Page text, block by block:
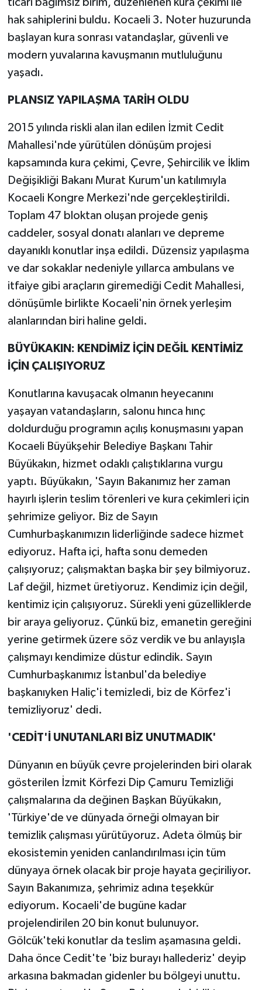
ticari bağımsız birim, düzenlenen kura çekimi ile
hak sahiplerini buldu. Kocaeli 3. Noter huzurunda
başlayan kura sonrası vatandaşlar, güvenli ve
modern yuvalarına kavuşmanın mutluluğunu
yaşadı.
PLANSIZ YAPILAŞMA TARİH OLDU
2015 yılında riskli alan ilan edilen İzmit Cedit
Mahallesi'nde yürütülen dönüşüm projesi
kapsamında kura çekimi, Çevre, Şehircilik ve İklim
Değişikliği Bakanı Murat Kurum'un katılımıyla
Kocaeli Kongre Merkezi'nde gerçekleştirildi.
Toplam 47 bloktan oluşan projede geniş
caddeler, sosyal donatı alanları ve depreme
dayanıklı konutlar inşa edildi. Düzensiz yapılaşma
ve dar sokaklar nedeniyle yıllarca ambulans ve
itfaiye gibi araçların giremediği Cedit Mahallesi,
dönüşümle birlikte Kocaeli'nin örnek yerleşim
alanlarından biri haline geldi.
BÜYÜKAKIN: KENDİMİZ İÇİN DEĞİL KENTİMİZ
İÇİN ÇALIŞIYORUZ
Konutlarına kavuşacak olmanın heyecanını
yaşayan vatandaşların, salonu hınca hınç
doldurduğu programın açılış konuşmasını yapan
Kocaeli Büyükşehir Belediye Başkanı Tahir
Büyükakın, hizmet odaklı çalıştıklarına vurgu
yaptı. Büyükakın, 'Sayın Bakanımız her zaman
hayırlı işlerin teslim törenleri ve kura çekimleri için
şehrimize geliyor. Biz de Sayın
Cumhurbaşkanımızın liderliğinde sadece hizmet
ediyoruz. Hafta içi, hafta sonu demeden
çalışıyoruz; çalışmaktan başka bir şey bilmiyoruz.
Laf değil, hizmet üretiyoruz. Kendimiz için değil,
kentimiz için çalışıyoruz. Sürekli yeni güzelliklerde
bir araya geliyoruz. Çünkü biz, emanetin gereğini
yerine getirmek üzere söz verdik ve bu anlayışla
çalışmayı kendimize düstur edindik. Sayın
Cumhurbaşkanımız İstanbul'da belediye
başkanıyken Haliç'i temizledi, biz de Körfez'i
temizliyoruz' dedi.
'CEDİT'İ UNUTANLARI BİZ UNUTMADIK'
Dünyanın en büyük çevre projelerinden biri olarak
gösterilen İzmit Körfezi Dip Çamuru Temizliği
çalışmalarına da değinen Başkan Büyükakın,
'Türkiye'de ve dünyada örneği olmayan bir
temizlik çalışması yürütüyoruz. Adeta ölmüş bir
ekosistemin yeniden canlandırılması için tüm
dünyaya örnek olacak bir proje hayata geçiriliyor.
Sayın Bakanımıza, şehrimiz adına teşekkür
ediyorum. Kocaeli'de bugüne kadar
projelendirilen 20 bin konut bulunuyor.
Gölcük'teki konutlar da teslim aşamasına geldi.
Daha önce Cedit'te 'biz burayı hallederiz' deyip
arkasına bakmadan gidenler bu bölgeyi unuttu.